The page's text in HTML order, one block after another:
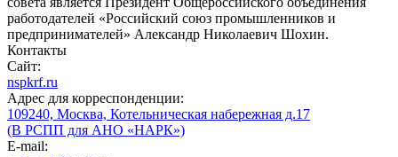
работодателей «Российский союз промышленников и
предпринимателей» Александр Николаевич Шохин.
Контакты
Сайт:
nspkrf.ru
Адрес для корреспонденции:
109240, Москва, Котельническая набережная д.17
(В РСПП для АНО «НАРК»)
E-mail: